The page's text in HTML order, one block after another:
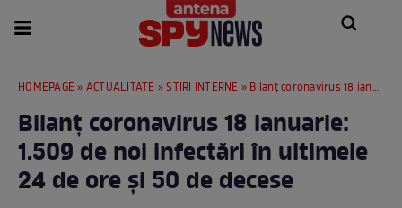
HOMEPAGE » ACTUALITATE »STIRI INTERNE » Bilanț coronavirus 18 ianuarie: 1.509 de noi infectări în ultimele 24 de ore și 50 de decese
Bilanț coronavirus 18 ianuarie:
1.509 de noi infectări în ultimele
24 de ore și 50 de decese